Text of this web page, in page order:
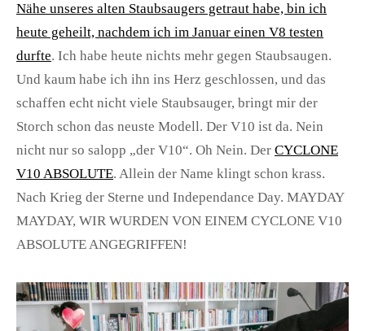
Nähe unseres alten Staubsaugers getraut habe, bin ich
heute geheilt, nachdem ich im Januar einen V8 testen
durfte. Ich habe heute nichts mehr gegen Staubsaugen.
Und kaum habe ich ihn ins Herz geschlossen, und das
schaffen echt nicht viele Staubsauger, bringt mir der
Storch schon das neuste Modell. Der V10 ist da. Nein
nicht nur so salopp „der V10“. Oh Nein. Der CYCLONE
V10 ABSOLUTE. Allein der Name klingt schon krass.
Nach Krieg der Sterne und Independance Day. MAYDAY
MAYDAY, WIR WURDEN VON EINEM CYCLONE V10
ABSOLUTE ANGEGRIFFEN!